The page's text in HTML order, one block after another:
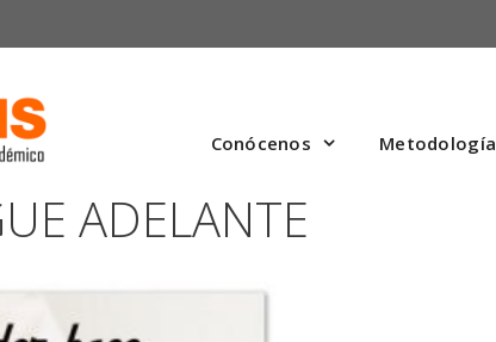
Conócenos Metodología
ADELANTE